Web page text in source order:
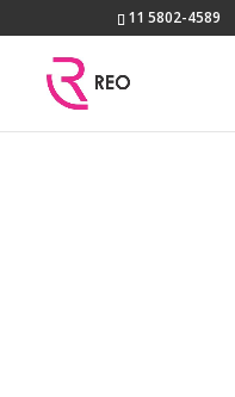
11 5802-4589